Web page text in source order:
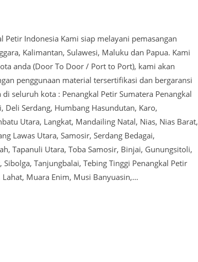
Petir Indonesia Kami siap melayani pemasangan
Kalimantan, Sulawesi, Maluku dan Papua. Kami
anda (Door To Door / Port to Port), kami akan
penggunaan material tersertifikasi dan bergaransi
seluruh kota : Penangkal Petir Sumatera Penangkal
Deli Serdang, Humbang Hasundutan, Karo,
Utara, Langkat, Mandailing Natal, Nias, Nias Barat,
Lawas Utara, Samosir, Serdang Bedagai,
Tapanuli Utara, Toba Samosir, Binjai, Gunungsitoli,
Tanjungbalai, Tebing Tinggi Penangkal Petir
Muara Enim, Musi Banyuasin,…